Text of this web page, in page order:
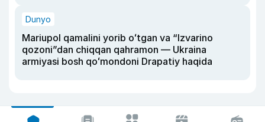
Dunyo
Mariupol qamalini yorib oʻtgan va “Izvarino
qozoni”dan chiqqan qahramon — Ukraina
armiyasi bosh qoʻmondoni Drapatiy haqida